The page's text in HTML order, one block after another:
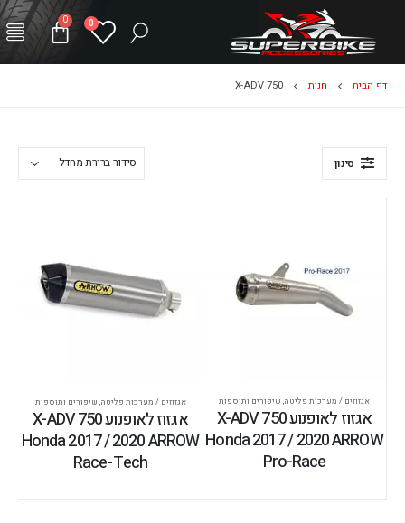
0
0
דף הבית חנות X-ADV 750
סינון
אגזוזים / מערכות פליטה, שיפורים ותוספות
אגזוז לאופנוע X-ADV 750
Honda 2017 / 2020 ARROW
Pro-Race
אגזוזים / מערכות פליטה, שיפורים ותוספות
אגזוז לאופנוע X-ADV 750
Honda 2017 / 2020 ARROW
Race-Tech